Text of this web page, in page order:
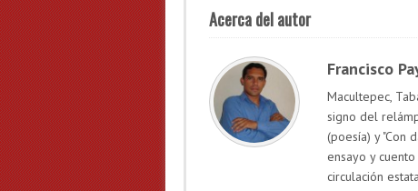
Acerca del autor
Francisco
Macultepec,
signo del
(poesía) y "Con
ensayo y
circulación